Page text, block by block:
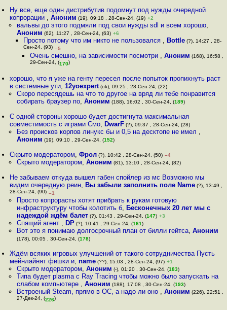
Ну все, еще один дистрибутив подомнут под нужды очередной
копрорации ,Аноним (19), 09:18 , 28-Сен-24, (19) +2
вальвы до этого подмяли под свои нужды sdl и всем хорошо,
Аноним (62), 11:27 , 28-Сен-24, (63) +6
Просто потому что им никто не пользовался , Bottle(?), 14:27 , 28-
Сен-24, (93) –5
Очень смешно, на зависимости посмотри ,Аноним (168), 16:58 ,
29-Сен-24, (170)
хорошо, что я уже на генту пересел после попыток пропихнуть раст
в системные ути,12yoexpert (ok), 09:25 , 28-Сен-24, (22)
Скоро пересядешь на что то другое на вряд ли тебе понравится
собирать браузер по, Аноним (188), 16:02 , 30-Сен-24, (189)
С одной стороны хорошо будет достигнута максимальная
совместимость с играми Смо, DwarF (?), 09:37 , 28-Сен-24, (28)
Без происков корпов линукс бы и 0,5 на десктопе не имел ,
Аноним (19), 09:10 , 29-Сен-24, (152)
Скрыто модератором,Фрол (?), 10:42 , 28-Сен-24, (50) –4
Скрыто модератором, Аноним (81), 13:10 , 28-Сен-24, (82)
Не забываем откуда вышел габен спойлер из мс Возможно мы
видим очередную реин, Вы забыли заполнить поле Name (?), 13:49 ,
28-Сен-24, (90) –1
Просто копрорасты хотят прибрать к рукам готовую
инфраструктуру чтобы колотить б, Бесконечных 20 лет мы с
надеждой ждём балет(?), 01:43 , 29-Сен-24, (147) +3
Спящий агент , DP(?), 10:41 , 29-Сен-24, (161)
Вот это я понимаю долгосрочный план от билли гейтса, Аноним
(178), 00:05 , 30-Сен-24, (178)
Ждём всяких игровых улучшений от такого сотрудничества Пусть
мейнлайнят фишки и,name (??), 15:03 , 28-Сен-24, (97) +1
Скрыто модератором, Аноним (-), 01:20 , 30-Сен-24, (183)
Типа будет plasma c Ray Tracing чтобы можно было запускать на
слабом компьютере , Аноним (188), 17:08 , 30-Сен-24, (193)
Встроеный Steam, прямо в ОС, а надо ли оно , Аноним (226), 22:51 ,
27-Дек-24, (226)